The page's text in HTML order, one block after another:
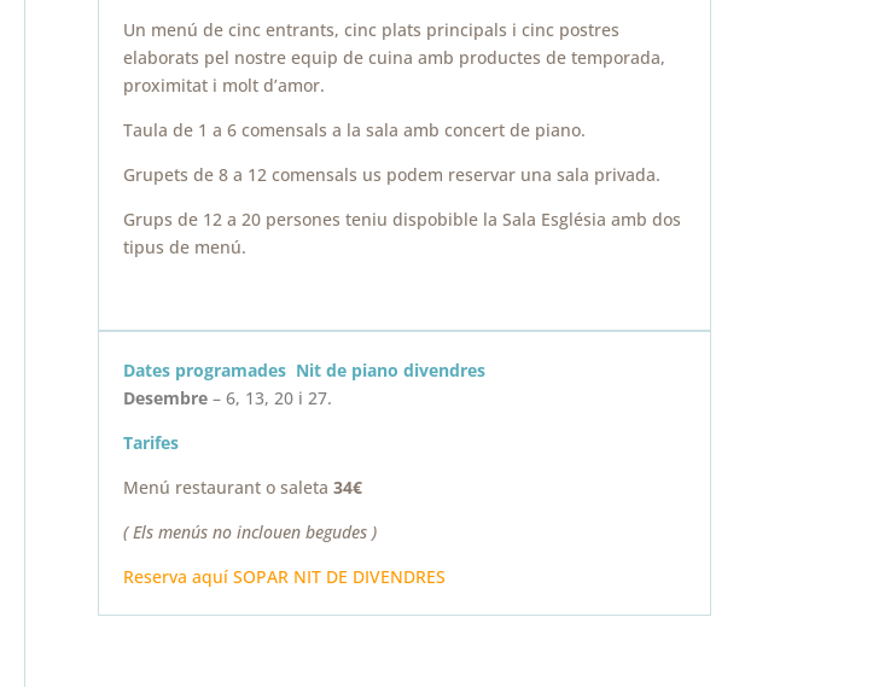
Un menú de cinc entrants, cinc plats principals i cinc postres
elaborats pel nostre equip de cuina amb productes de temporada,
proximitat i molt d’amor.
Taula de 1 a 6 comensals a la sala amb concert de piano.
Grupets de 8 a 12 comensals us podem reservar una sala privada.
Grups de 12 a 20 persones teniu dispobible la Sala Església amb dos
tipus de menú.
Dates programades Nit de piano divendres
Desembre– 6, 13, 20 i 27.
Tarifes
Menú restaurant o saleta 34€
( Els menús no inclouen begudes )
Reserva aquí SOPAR NIT DE DIVENDRES